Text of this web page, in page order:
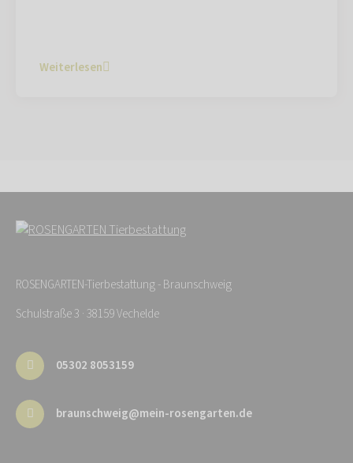
Weiterlesen
ROSENGARTEN-Tierbestattung - Braunschweig
Schulstraße 3 · 38159 Vechelde
05302 8053159
braunschweig@mein-rosengarten.de